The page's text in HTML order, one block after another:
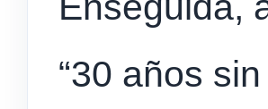
“30 años